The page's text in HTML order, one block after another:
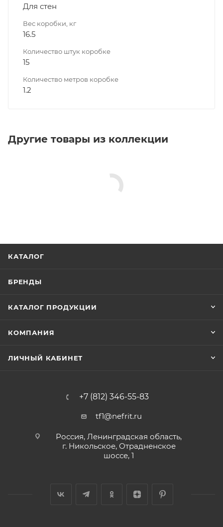
Для стен
Вес коробки, кг
16.5
Количество штук коробке
15
Количество метров коробке
1.2
Другие товары из коллекции
КАТАЛОГ
БРЕНДЫ
КАТАЛОГ ПРОДУКЦИИ
КОМПАНИЯ
ЛИЧНЫЙ КАБИНЕТ
+7 (812) 346-55-83
tf1@nefrit.ru
Россия, Ленинградская область,
г. Никольское, Отрадненское
шоссе, 1